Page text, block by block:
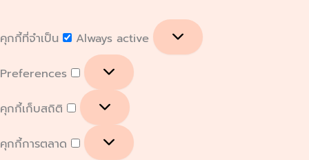
คุกกี้ที่จำเป็น Always active
Preferences
คุกกี้เก็บสถิติ
คุกกี้การตลาด